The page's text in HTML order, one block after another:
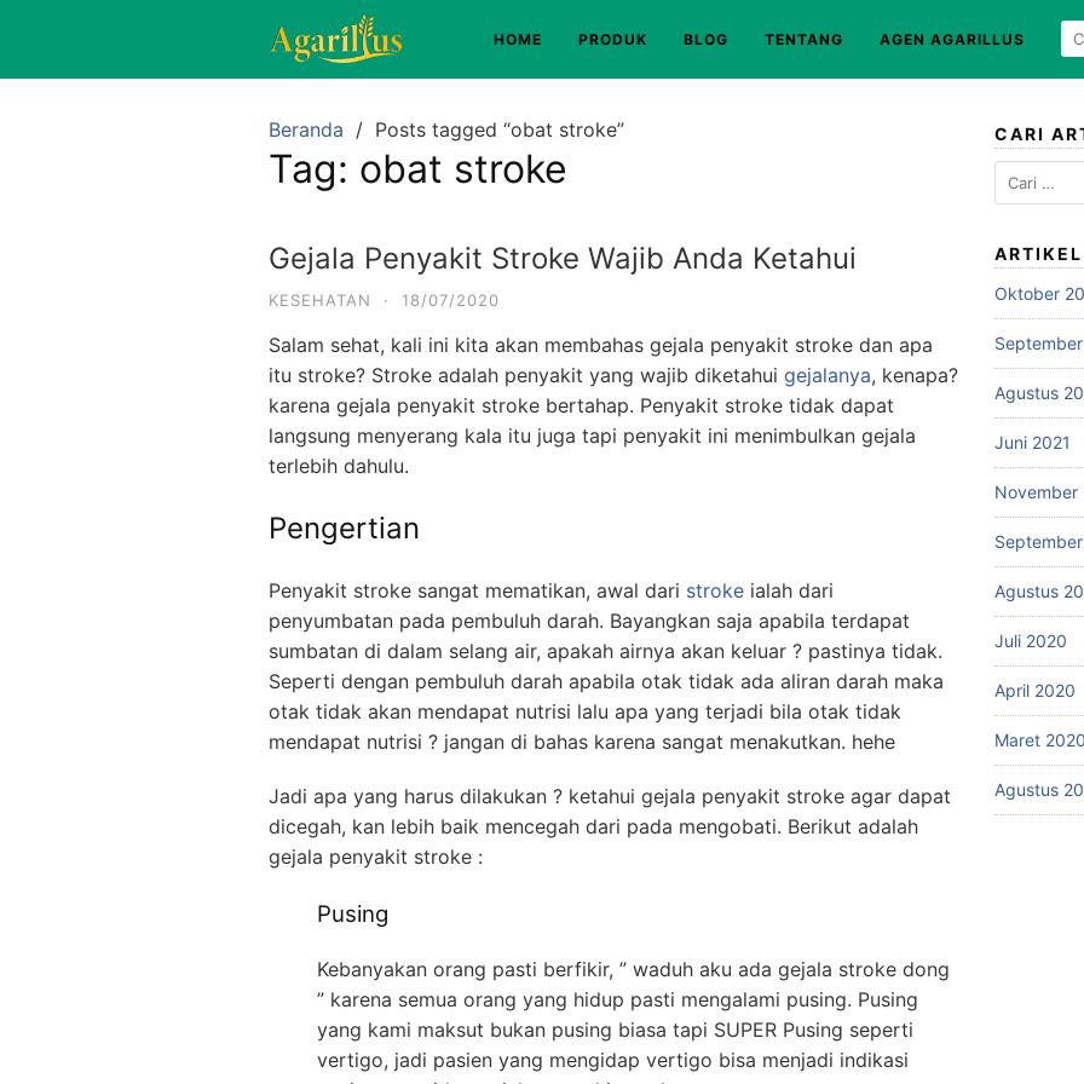
konten
HOME PRODUK BLOG TENTANG AGEN AGARILLUS
Beranda Posts tagged “obat stroke”
Tag: obat stroke
Gejala Penyakit Stroke Wajib Anda Ketahui
KESEHATAN · 18/07/2020
Salam sehat, kali ini kita akan membahas gejala penyakit stroke dan apa
itu stroke? Stroke adalah penyakit yang wajib diketahui gejalanya, kenapa?
karena gejala penyakit stroke bertahap. Penyakit stroke tidak dapat
langsung menyerang kala itu juga tapi penyakit ini menimbulkan gejala
terlebih dahulu.
Pengertian
Penyakit stroke sangat mematikan, awal dari stroke ialah dari
penyumbatan pada pembuluh darah. Bayangkan saja apabila terdapat
sumbatan di dalam selang air, apakah airnya akan keluar ? pastinya tidak.
Seperti dengan pembuluh darah apabila otak tidak ada aliran darah maka
otak tidak akan mendapat nutrisi lalu apa yang terjadi bila otak tidak
mendapat nutrisi ? jangan di bahas karena sangat menakutkan. hehe
Jadi apa yang harus dilakukan ? ketahui gejala penyakit stroke agar dapat
dicegah, kan lebih baik mencegah dari pada mengobati. Berikut adalah
gejala penyakit stroke :
Pusing
Kebanyakan orang pasti berfikir, ” waduh aku ada gejala stroke dong
” karena semua orang yang hidup pasti mengalami pusing. Pusing
yang kami maksut bukan pusing biasa tapi SUPER Pusing seperti
vertigo, jadi pasien yang mengidap vertigo bisa menjadi indikasi
CARI
Cari
untuk:
Oktober
Agustus
Juni 2021
November
Agustus
Juli 2020
April 2020
Maret 2020
Agustus